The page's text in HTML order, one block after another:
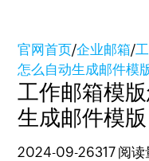
官网首页/企业邮箱/
怎么自动生成邮件模
工作邮箱模
生成邮件模版
2024-09-26317 阅读